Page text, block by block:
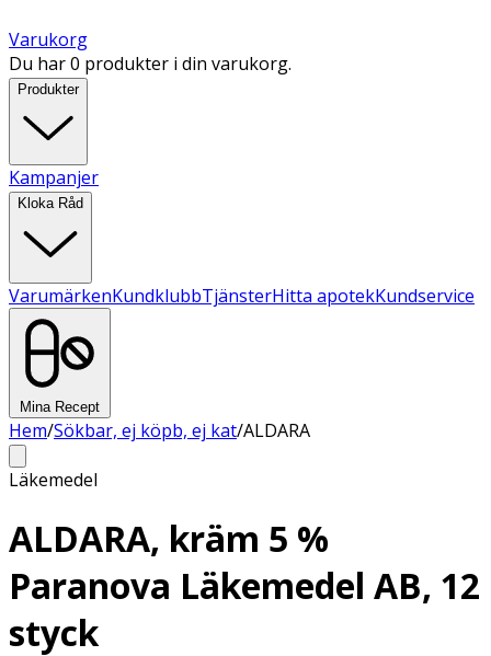
Varukorg
Du har 0 produkter i din varukorg.
Produkter
Kampanjer
Kloka Råd
VarumärkenKundklubbTjänsterHitta apotekKundservice
Mina Recept
Hem/Sökbar, ej köpb, ej kat/ALDARA
Läkemedel
ALDARA, kräm 5 %
Paranova Läkemedel AB, 12
styck